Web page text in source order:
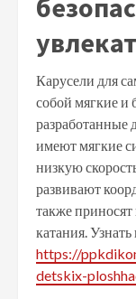
Карусели для
собой мягкие и
разработанные
имеют мягкие
низкую
развивают
также приносят
катания.
https://
detskix-